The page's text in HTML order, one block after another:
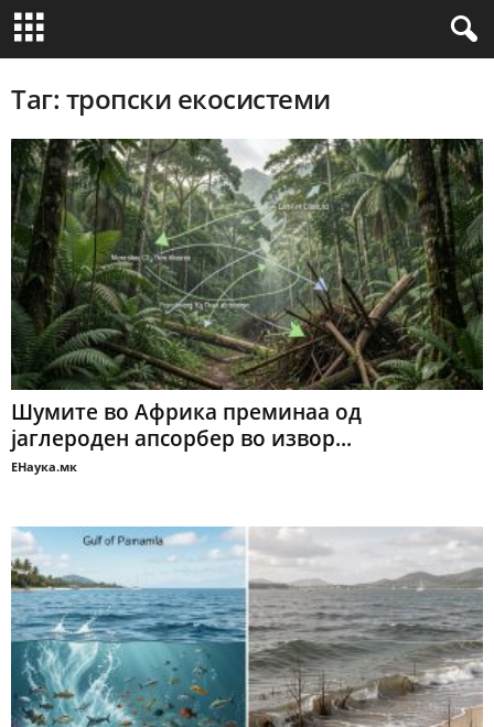
Таг: тропски екосистеми
Шумите во Африка преминаа од
јаглероден апсорбер во извор...
ЕНаука.мк